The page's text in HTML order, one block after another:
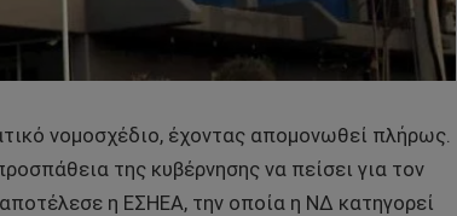
νομοσχέδιο, έχοντας απομονωθεί πλήρως.
της κυβέρνησης να πείσει για τον
η ΕΣΗΕΑ, την οποία η ΝΔ κατηγορεί